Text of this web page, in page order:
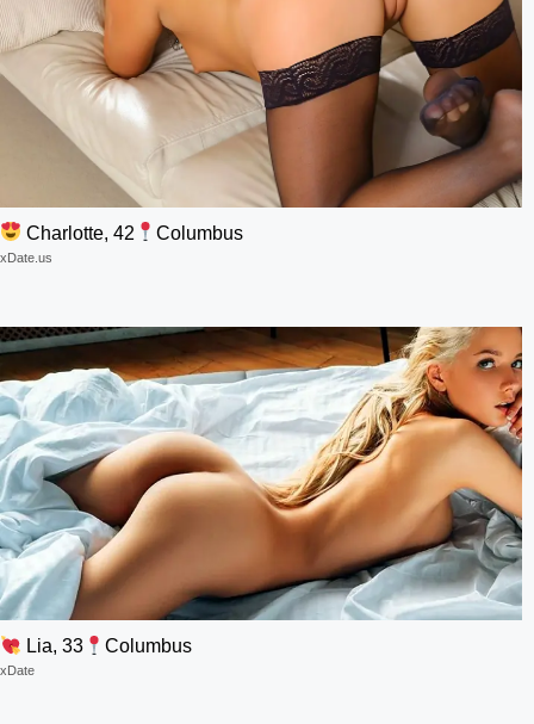
Charlotte, 42 Columbus
xDate.us
Lia, 33 Columbus
xDate